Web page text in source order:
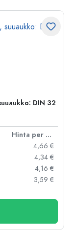
DIN 32
Hinta per kpl
4,66 €
4,34 €
4,16 €
3,59 €